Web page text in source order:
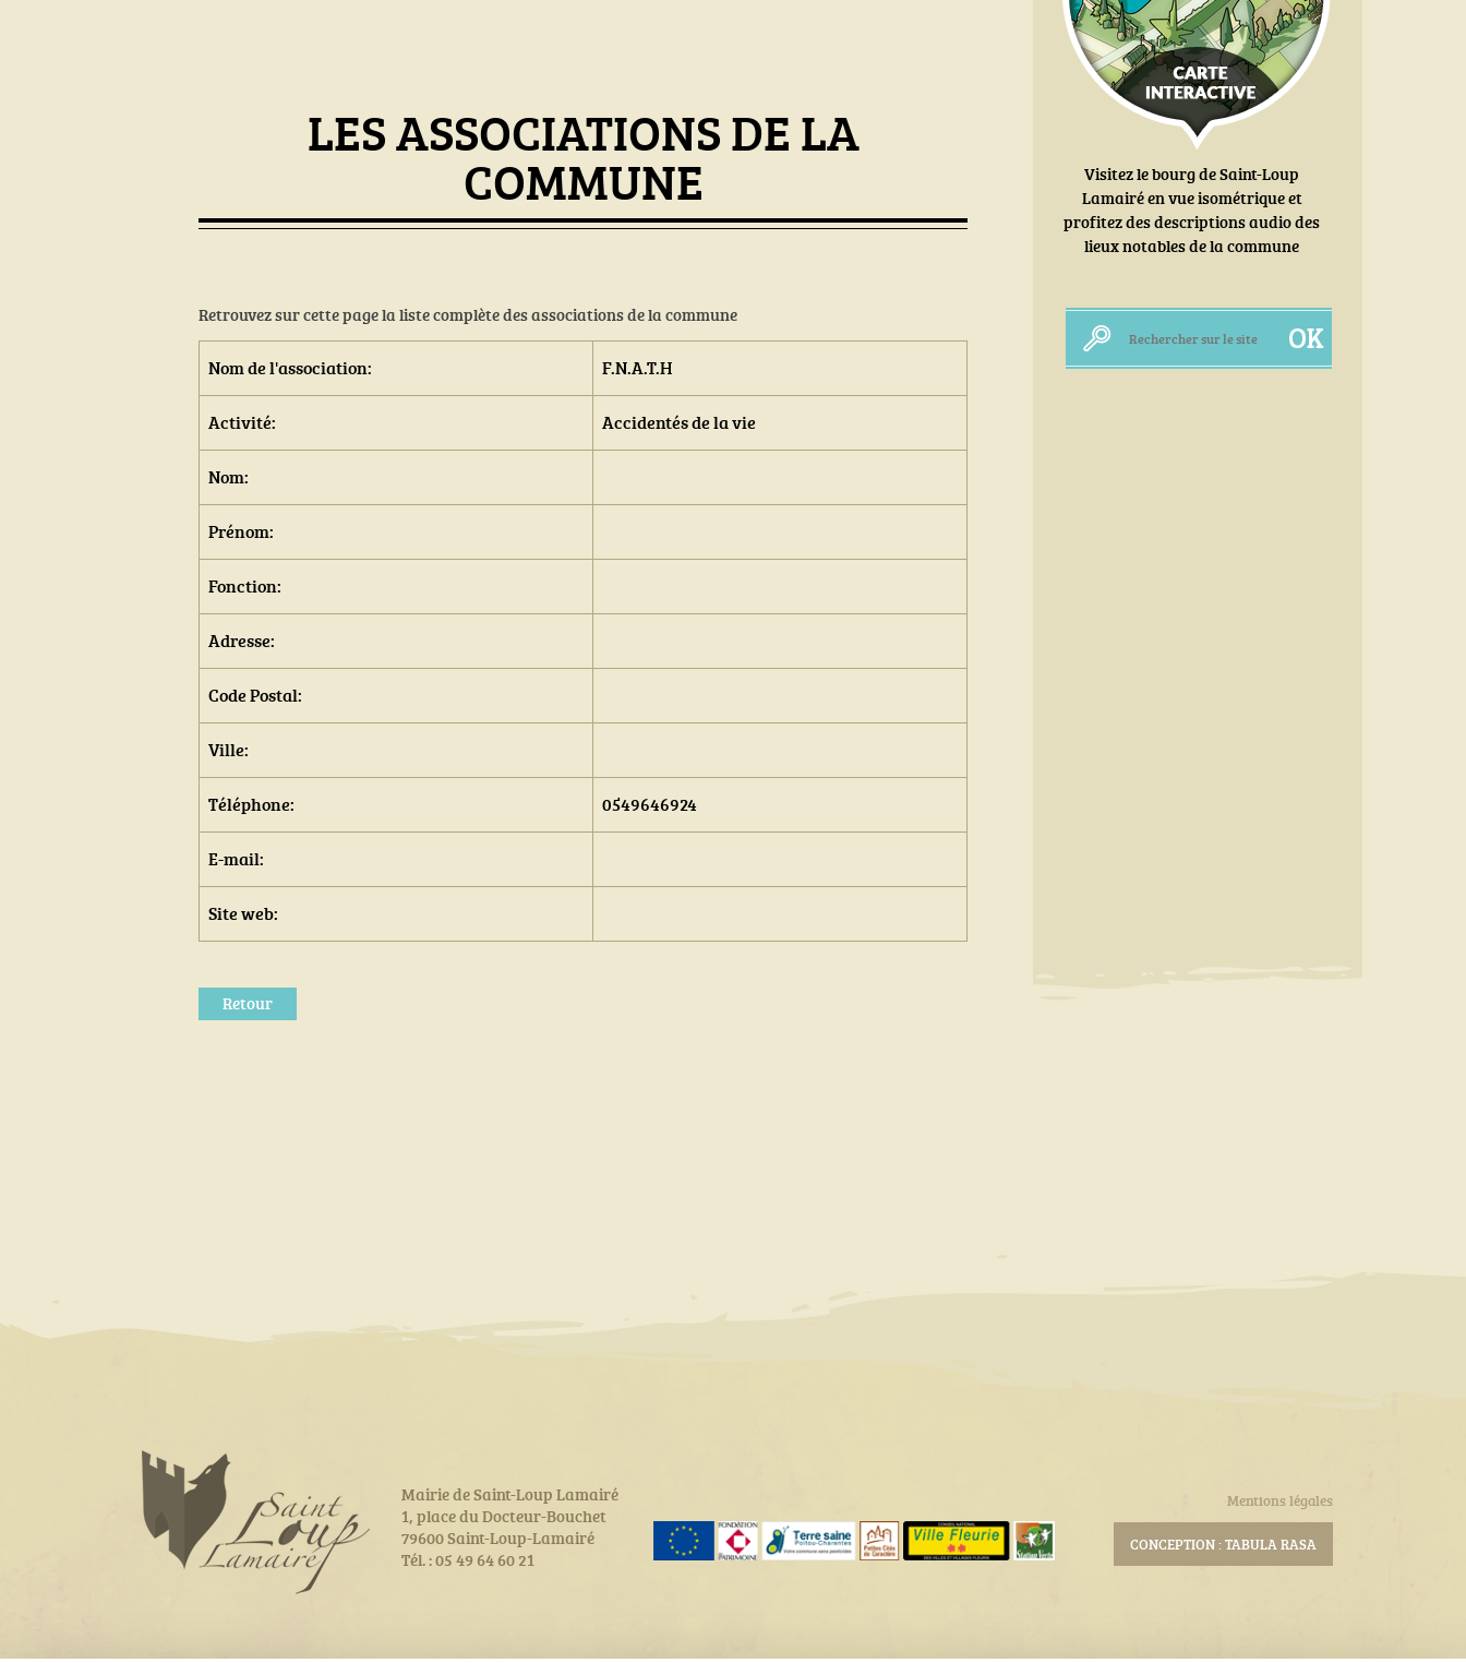
LES ASSOCIATIONS DE LA
COMMUNE
Retrouvez sur cette page la liste complète des associations de la commune
Nom de l'association: F.N.A.T.H
Activité: Accidentés de la vie
Nom:
Prénom:
Fonction:
Adresse:
Code Postal:
Ville:
Téléphone: 0549646924
E-mail:
Site web:
Retour
Visitez le bourg de Saint-Loup
Lamairé en vue isométrique et
profitez des descriptions audio des
lieux notables de la commune
Mairie de Saint-Loup Lamairé
1, place du Docteur-Bouchet
79600 Saint-Loup-Lamairé
Tél. : 05 49 64 60 21
Mentions légales
CONCEPTION : TABULA RASA